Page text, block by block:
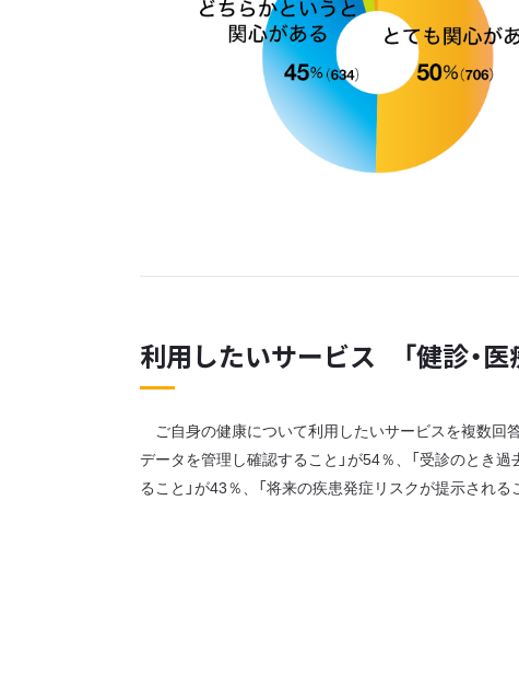
利用したいサービス 「健診・医
ご自身の健康について利用したいサービスを複数回答
データを管理し確認すること」が54％、「受診のとき
ること」が43％、「将来の疾患発症リスクが提示される